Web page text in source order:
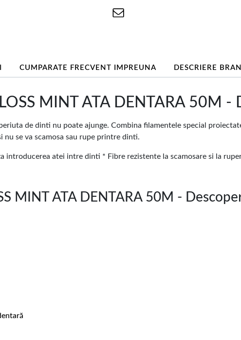
CUMPARATE FRECVENT IMPREUNA DESCRIERE
MINT ATA DENTARA 50M -
de dinti nu poate ajunge. Combina filamentele special
se va scamosa sau rupe printre dinti.
introducerea atei intre dinti * Fibre rezistente la scamosare si la
MINT ATA DENTARA 50M -